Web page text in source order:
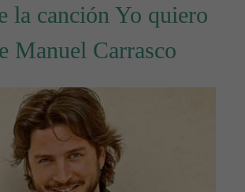
la canción Yo quiero
Manuel Carrasco